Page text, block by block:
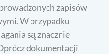
zapisów
W przypadku
są znacznie
dokumentacji